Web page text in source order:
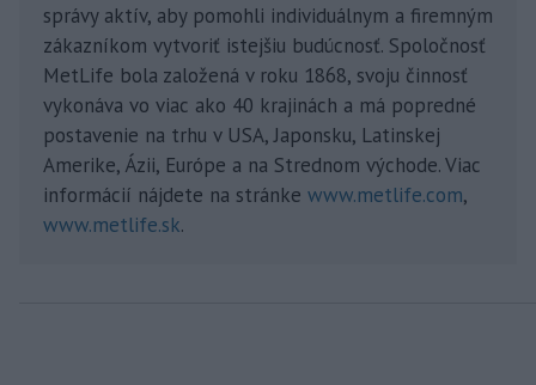
správy aktív, aby pomohli individuálnym a firemným
zákazníkom vytvoriť istejšiu budúcnosť. Spoločnosť
MetLife bola založená v roku 1868, svoju činnosť
vykonáva vo viac ako 40 krajinách a má popredné
postavenie na trhu v USA, Japonsku, Latinskej
Amerike, Ázii, Európe a na Strednom východe. Viac
informácií nájdete na stránke www.metlife.com,
www.metlife.sk.